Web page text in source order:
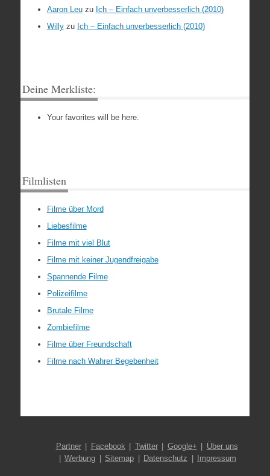
Aaron Leuzu Ich – Einfach unverbesserlich (2010)
Willyzu Ich – Einfach unverbesserlich (2010)
Deine Merkliste:
Your favorites will be here.
Filmlisten
Filme über Mord
Liebesfilme
Filme mit viel Blut
Filme mit keiner Jugendfreigabe
Spannende Filme
Polizeifilme
Brutale Filme
Zombiefilme
Filme über Freundschaft
Filme nach Wahrer Begebenheit
Partner Facebook Twitter Google+
Über uns
Werbung
Sitemap Datenschutz Impressum